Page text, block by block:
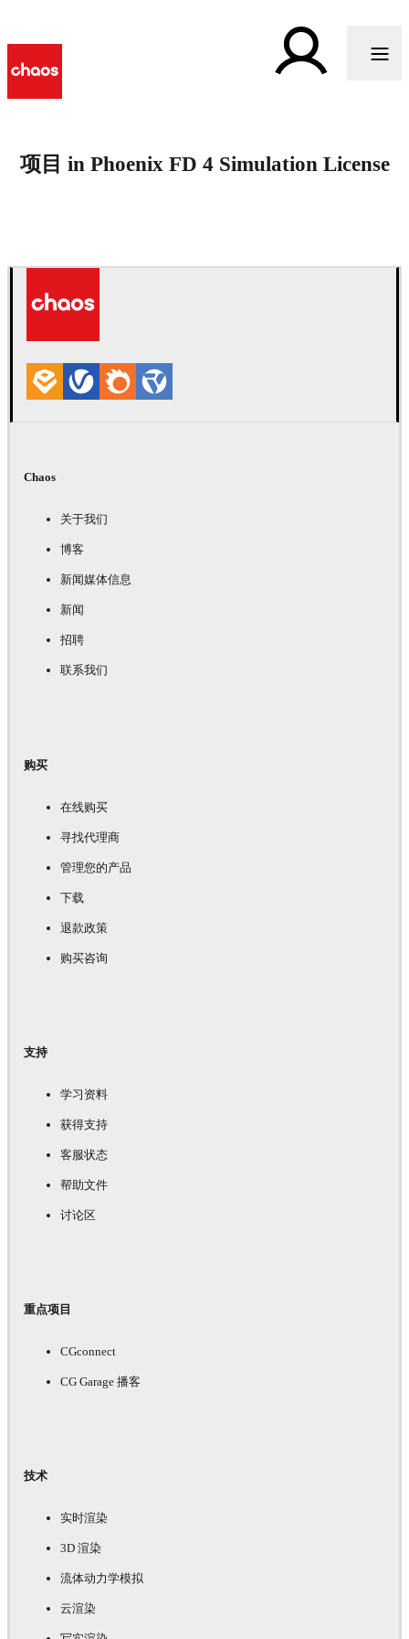
项目 in Phoenix FD 4 Simulation License
Chaos
关于我们
博客
新闻媒体信息
新闻
招聘
联系我们
购买
在线购买
寻找代理商
管理您的产品
下载
退款政策
购买咨询
支持
学习资料
获得支持
客服状态
帮助文件
讨论区
重点项目
CGconnect
CG Garage 播客
技术
实时渲染
3D 渲染
流体动力学模拟
云渲染